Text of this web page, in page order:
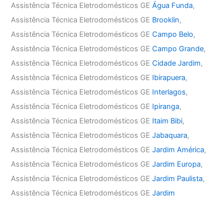
Assistência Técnica Eletrodomésticos GEÁgua Funda,
Assistência Técnica Eletrodomésticos GE Brooklin,
Assistência Técnica Eletrodomésticos GECampo Belo,
Assistência Técnica Eletrodomésticos GECampo Grande,
Assistência Técnica Eletrodomésticos GECidade Jardim,
Assistência Técnica Eletrodomésticos GE Ibirapuera,
Assistência Técnica Eletrodomésticos GE Interlagos,
Assistência Técnica Eletrodomésticos GE Ipiranga,
Assistência Técnica Eletrodomésticos GE Itaim Bibi,
Assistência Técnica Eletrodomésticos GEJabaquara,
Assistência Técnica Eletrodomésticos GEJardim América,
Assistência Técnica Eletrodomésticos GEJardim Europa,
Assistência Técnica Eletrodomésticos GEJardim Paulista,
Assistência Técnica Eletrodomésticos GEJardim